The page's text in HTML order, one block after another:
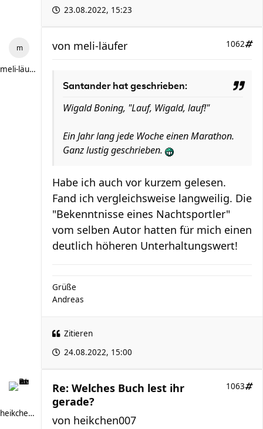
23.08.2022, 15:23
meli-läufer
1062
von meli-läufer
Santander hat geschrieben:
Wigald Boning, "Lauf, Wigald, lauf!"
Ein Jahr lang jede Woche einen Marathon.
Ganz lustig geschrieben.
Habe ich auch vor kurzem gelesen.
Fand ich vergleichsweise langweilig. Die
"Bekenntnisse eines Nachtsportler"
vom selben Autor hatten für mich einen
deutlich höheren Unterhaltungswert!
Grüße
Andreas
Zitieren
24.08.2022, 15:00
heikchen007
Re: Welches Buch lest ihr
gerade?
1063
von heikchen007